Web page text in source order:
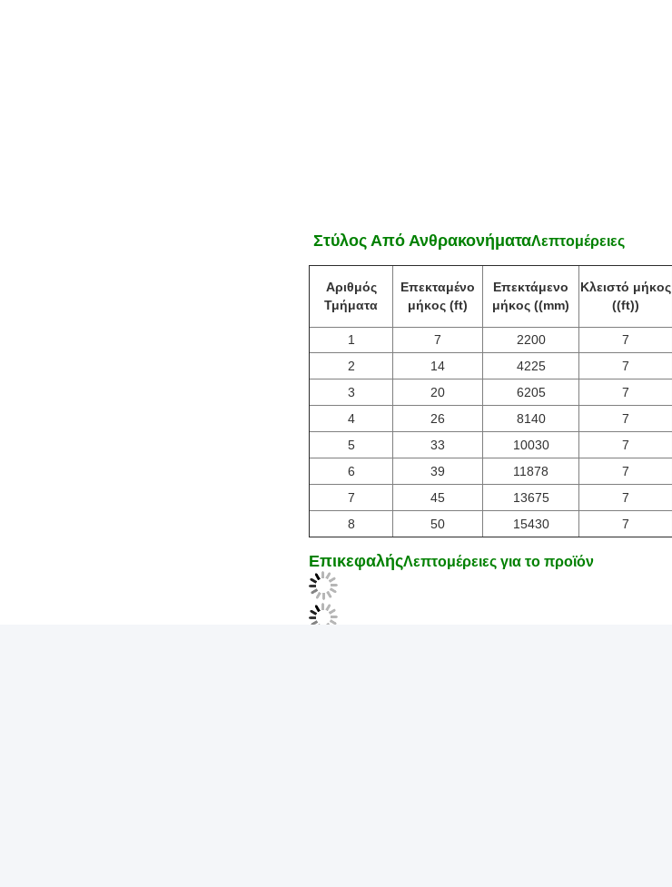
️ Στύλος Από ΑνθρακονήματαΛεπτομέρειες
Αριθμός
Τμήματα
Επεκταμένο
μήκος (ft)
Επεκτάμενο
μήκος ((mm)
Κλειστό μήκος
((ft))
1 7 2200 7
2
14 4225 7
3
20 6205 7
4
26 8140 7
5
33 10030 7
6
39 11878 7
7
45 13675 7
8
50 15430 7
ΕπικεφαλήςΛεπτομέρειες για το προϊόν